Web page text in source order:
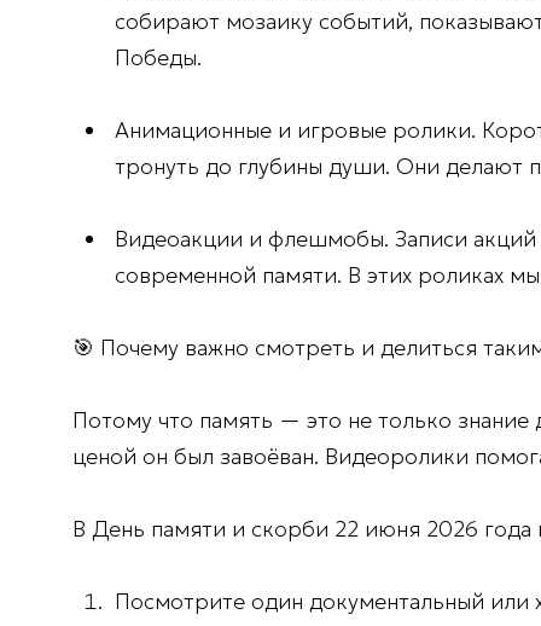
собирают мозаику событий,
Победы.
Анимационные и игровые ролики.
тронуть до глубины души. Они делают
Видеоакции и флешмобы. Записи
современной памяти. В этих роликах
🎯 Почему важно смотреть и делиться
Потому что память — это не только
ценой он был завоёван. Видеоролики
В День памяти и скорби 22 июня 2026 года
Посмотрите один документальный или